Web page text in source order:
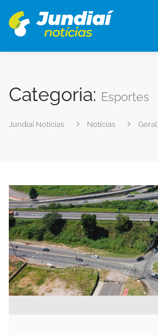
Categoria: Esportes
Jundiaí Notícias Notícias Geral